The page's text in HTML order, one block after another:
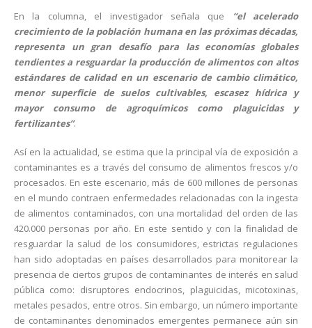
En la columna, el investigador señala que
“el acelerado
crecimiento de la población humana en las próximas décadas,
representa un gran desafío para las economías globales
tendientes a resguardar la producción de alimentos con altos
estándares de calidad en un escenario de cambio climático,
menor superficie de suelos cultivables, escasez hídrica y
mayor consumo de agroquímicos como plaguicidas y
fertilizantes”.
Así en la actualidad, se estima que la principal vía de exposición a
contaminantes es a través del consumo de alimentos frescos y/o
procesados. En este escenario, más de 600 millones de personas
en el mundo contraen enfermedades relacionadas con la ingesta
de alimentos contaminados, con una mortalidad del orden de las
420.000 personas por año. En este sentido y con la finalidad de
resguardar la salud de los consumidores, estrictas regulaciones
han sido adoptadas en países desarrollados para monitorear la
presencia de ciertos grupos de contaminantes de interés en salud
pública como: disruptores endocrinos, plaguicidas, micotoxinas,
metales pesados, entre otros. Sin embargo, un número importante
de contaminantes denominados emergentes permanece aún sin